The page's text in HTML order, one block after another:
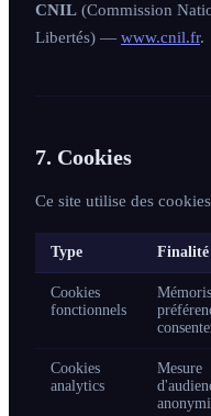
CNIL (Commission
Libertés) — www.cnil.fr.
7. Cookies
Ce site utilise des
Type Finalité
Cookies
fonctionnels
Cookies
analytics
Mesure